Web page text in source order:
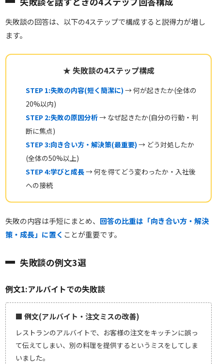
失敗談の回答は、以下の4ステップで構成すると説得力が増し
ます。
★ 失敗談の4ステップ構成
STEP 1:失敗の内容(短く簡潔に) → 何が起きたか(全体の
20%以内)
STEP 2:失敗の原因分析→ なぜ起きたか(自分の行動・判
断に焦点)
STEP 3:向き合い方・解決策(最重要) → どう対処したか
(全体の50%以上)
STEP 4:学びと成長→ 何を得てどう変わったか・入社後
への接続
失敗の内容は手短にまとめ、 回答の比重は「向き合い方・解決
策・成長」に置く ことが重要です。
失敗談の例文3選
例文1:アルバイトでの失敗談
■ 例文(アルバイト・注文ミスの改善)
レストランのアルバイトで、お客様の注文をキッチンに誤っ
て伝えてしまい、別の料理を提供するというミスをしてしま
いました。